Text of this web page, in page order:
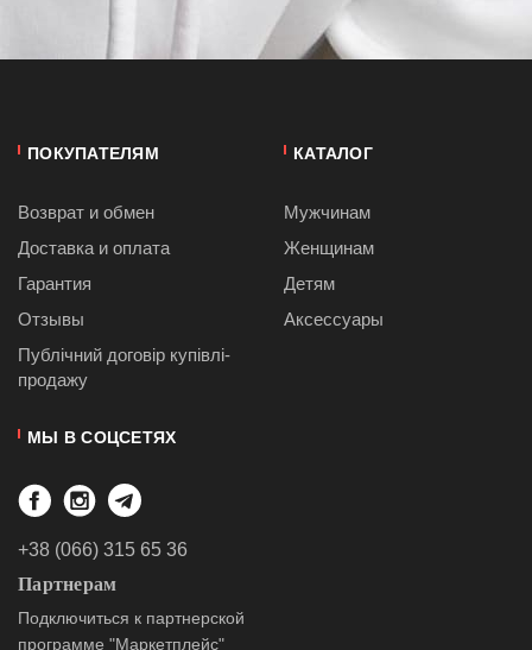
ПОКУПАТЕЛЯМ
Возврат и обмен
Доставка и оплата
Гарантия
Отзывы
Публiчний договiр купівлі-
продажу
КАТАЛОГ
Мужчинам
Женщинам
Детям
Аксессуары
МЫ В СОЦСЕТЯХ
+38 (066) 315 65 36
Партнерам
Подключиться к партнерской
программе "Маркетплейс"